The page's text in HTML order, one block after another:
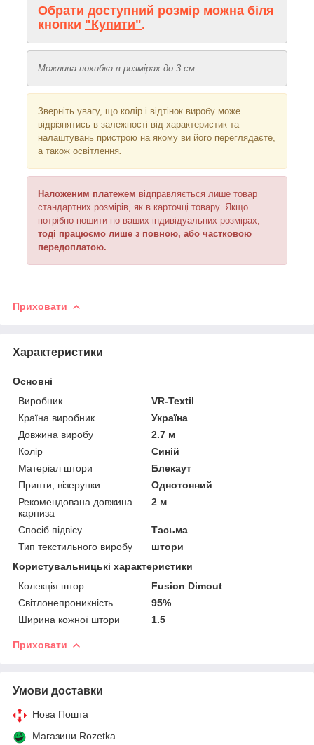
Обрати доступний розмір можна біля
кнопки "Купити".
Можлива похибка в розмірах до 3 см.
Зверніть увагу, що колір і відтінок виробу може
відрізнятись в залежності від характеристик та
налаштувань пристрою на якому ви його переглядаєте,
а також освітлення
Наложеним платежем відправляється лише товар
стандартних розмірів, як в карточці товару. Якщо
потрібно пошити по ваших індивідуальних розмірах,
тоді працюємо лише з повною, або частковою
передоплатою.
Приховати
Характеристики
Основні
Виробник
VR-Textil
Країна виробник
Україна
Довжина виробу
2.7 м
Колір
Синій
Матеріал штори
Блекаут
Принти, візерунки
Однотонний
Рекомендована довжина
карниза
2 м
Спосіб підвісу
Тасьма
Тип текстильного виробу
штори
Користувальницькі характеристики
Колекція штор
Fusion Dimout
Світлонепроникність
95%
Ширина кожної штори
1.5
Приховати
Умови доставки
Нова Пошта
Магазини Rozetka